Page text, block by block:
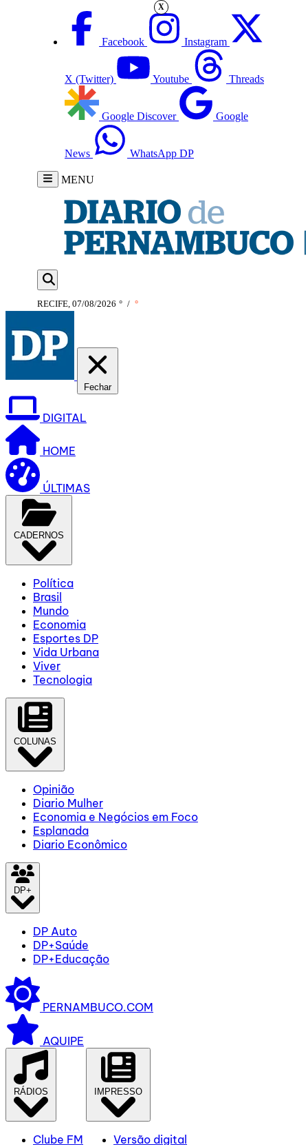
Facebook Instagram
X (Twitter) Youtube Threads
Google Discover Google
News WhatsApp DP
MENU
RECIFE, 07/08/2026 ° / °
Fechar
DIGITAL
HOME
ÚLTIMAS
CADERNOS
Política
Brasil
Mundo
Economia
Esportes DP
Vida Urbana
Viver
Tecnologia
COLUNAS
Opinião
Diario Mulher
Economia e Negócios em Foco
Esplanada
Diario Econômico
DP+
DP Auto
DP+Saúde
DP+Educação
PERNAMBUCO.COM
AQUIPE
RÁDIOS
Clube FM
IMPRESSO
Versão digital
X